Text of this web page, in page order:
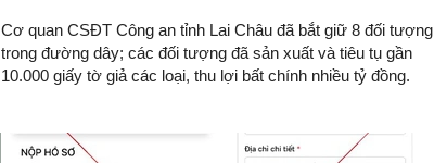
Cơ quan CSĐT Công an tỉnh Lai Châu đã bắt giữ 8 đối tượng
trong đường dây; các đối tượng đã sản xuất và tiêu tụ gần
10.000 giấy tờ giả các loại, thu lợi bất chính nhiều tỷ đồng.